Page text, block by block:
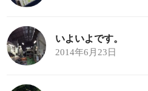
いよいよです。
2014年6月23日